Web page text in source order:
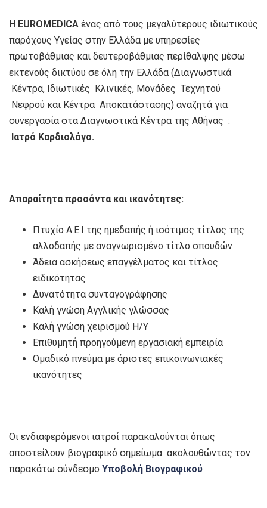
Η EUROMEDICA ένας από τους μεγαλύτερους ιδιωτικούς
παρόχους Υγείας στην Ελλάδα με υπηρεσίες
πρωτοβάθμιας και δευτεροβάθμιας περίθαλψης μέσω
εκτενούς δικτύου σε όλη την Ελλάδα (Διαγνωστικά
Κέντρα, Ιδιωτικές Κλινικές, Μονάδες Τεχνητού
Νεφρού και Κέντρα Αποκατάστασης) αναζητά για
συνεργασία στα Διαγνωστικά Κέντρα της Αθήνας :
Ιατρό Καρδιολόγο.
Απαραίτητα προσόντα και ικανότητες:
Πτυχίο Α.Ε.Ι της ημεδαπής ή ισότιμος τίτλος της
αλλοδαπής με αναγνωρισμένο τίτλο σπουδών
Άδεια ασκήσεως επαγγέλματος και τίτλος
ειδικότητας
Δυνατότητα συνταγογράφησης
Καλή γνώση Αγγλικής γλώσσας
Καλή γνώση χειρισμού Η/Υ
Επιθυμητή προηγούμενη εργασιακή εμπειρία
Ομαδικό πνεύμα με άριστες επικοινωνιακές
ικανότητες
Οι ενδιαφερόμενοι ιατροί παρακαλούνται όπως
αποστείλουν βιογραφικό σημείωμα ακολουθώντας τον
παρακάτω σύνδεσμο Υποβολή Βιογραφικού